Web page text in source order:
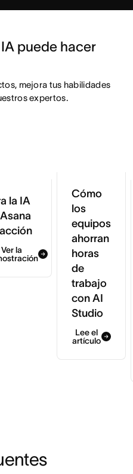
puede hacer
mejora tus habilidades
expertos.
la IA
Ver la
Cómo
los
equipos
ahorran
horas
de
trabajo
con AI
Studio
Lee el
artículo